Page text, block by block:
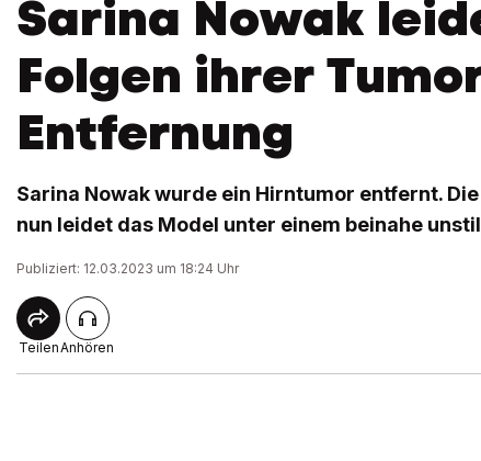
Sarina Nowak
Folgen ihrer
Entfernung
Sarina Nowak wurde ein Hirntumor entfernt.
nun leidet das Model unter einem beinahe
Publiziert: 12.03.2023 um 18:24 Uhr
TeilenAnhören